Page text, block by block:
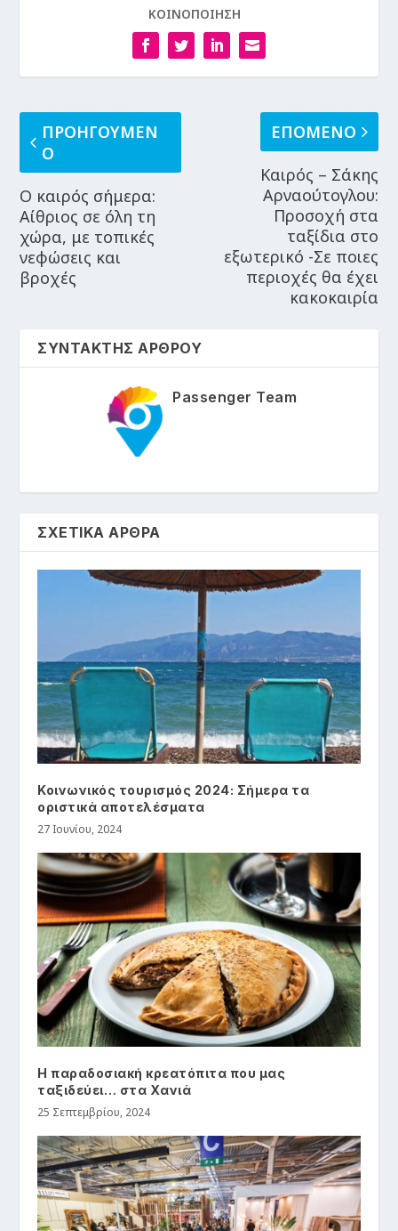
ΚΟΙΝΟΠΟΙΗΣΗ
ΠΡΟΗΓΟΥΜΕΝ
Ο
Ο καιρός σήμερα:
Αίθριος σε όλη τη
χώρα, με τοπικές
νεφώσεις και
βροχές
ΕΠΟΜΕΝΟ
Καιρός – Σάκης
Αρναούτογλου:
Προσοχή στα
ταξίδια στο
εξωτερικό -Σε ποιες
περιοχές θα έχει
κακοκαιρία
ΣΥΝΤΑΚΤΗΣ ΑΡΘΡΟΥ
Passenger Team
ΣΧΕΤΙΚΑ ΑΡΘΡΑ
Κοινωνικός τουρισμός 2024: Σήμερα τα
οριστικά αποτελέσματα
27 Ιουνίου, 2024
Η παραδοσιακή κρεατόπιτα που μας
ταξιδεύει… στα Χανιά
25 Σεπτεμβρίου, 2024